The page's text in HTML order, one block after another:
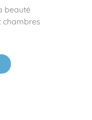
beauté
chambres